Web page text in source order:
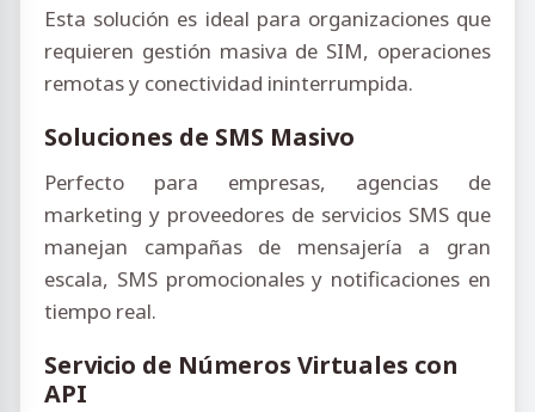
Esta solución es ideal para organizaciones que
requieren gestión masiva de SIM, operaciones
remotas y conectividad ininterrumpida.
Soluciones de SMS Masivo
Perfecto para empresas, agencias de
marketing y proveedores de servicios SMS que
manejan campañas de mensajería a gran
escala, SMS promocionales y notificaciones en
tiempo real.
Servicio de Números Virtuales con
API